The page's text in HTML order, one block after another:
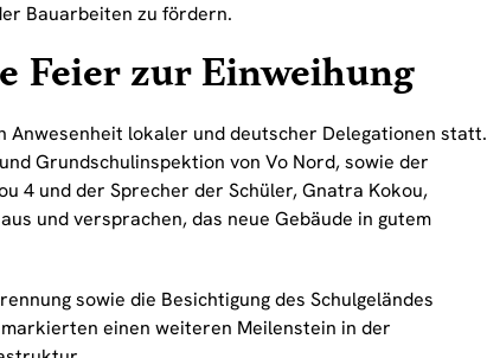
Bauarbeiten zu fördern.
Feier zur Einweihung
Anwesenheit lokaler und deutscher Delegationen statt.
Grundschulinspektion von Vo Nord, sowie der
4 und der Sprecher der Schüler, Gnatra Kokou,
und versprachen, das neue Gebäude in gutem
sowie die Besichtigung des Schulgeländes
einen weiteren Meilenstein in der